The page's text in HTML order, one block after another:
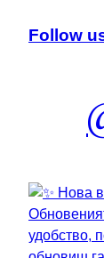
Follow